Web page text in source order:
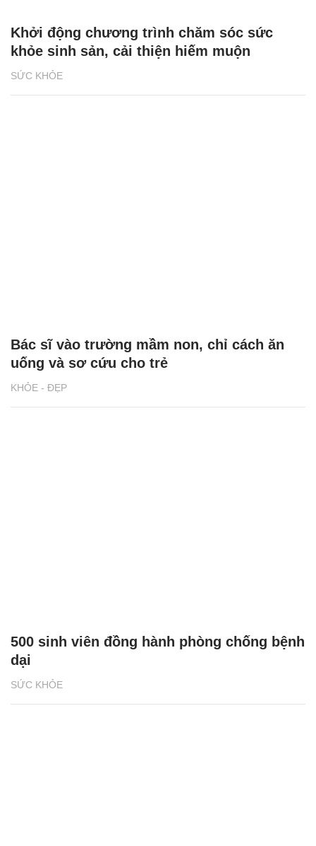
SỨC KHỎE
Khởi động chương trình chăm sóc sức
khỏe sinh sản, cải thiện hiếm muộn
KHỎE - ĐẸP
Bác sĩ vào trường mầm non, chỉ cách ăn
uống và sơ cứu cho trẻ
SỨC KHỎE
500 sinh viên đồng hành phòng chống bệnh
dại